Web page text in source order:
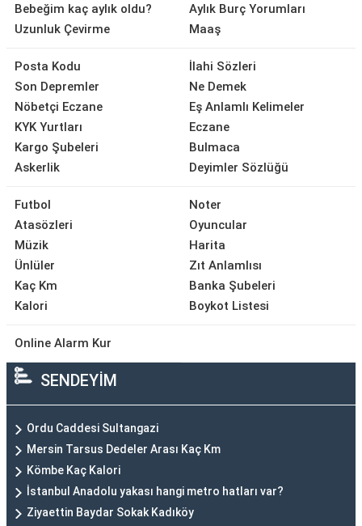
Bebeğim kaç aylık oldu?
Uzunluk Çevirme
Aylık Burç Yorumları
Maaş
Posta Kodu
Son Depremler
Nöbetçi Eczane
KYK Yurtları
Kargo Şubeleri
Askerlik
İlahi Sözleri
Ne Demek
Eş Anlamlı Kelimeler
Eczane
Bulmaca
Deyimler Sözlüğü
Futbol
Atasözleri
Müzik
Ünlüler
Kaç Km
Kalori
Noter
Oyuncular
Harita
Zıt Anlamlısı
Banka Şubeleri
Boykot Listesi
Online Alarm Kur
SENDEYİM
Ordu Caddesi Sultangazi
Mersin Tarsus Dedeler Arası Kaç Km
Kömbe Kaç Kalori
İstanbul Anadolu yakası hangi metro hatları var?
Ziyaettin Baydar Sokak Kadıköy